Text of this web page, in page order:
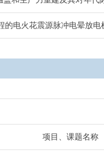
的电火花震源脉冲电晕放电
项目、课题名称